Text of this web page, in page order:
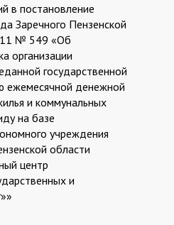
в постановление
Заречного Пензенской
№ 549 «Об
организации
государственной
ежемесячной денежной
и коммунальных
на базе
учреждения
области
центр
и